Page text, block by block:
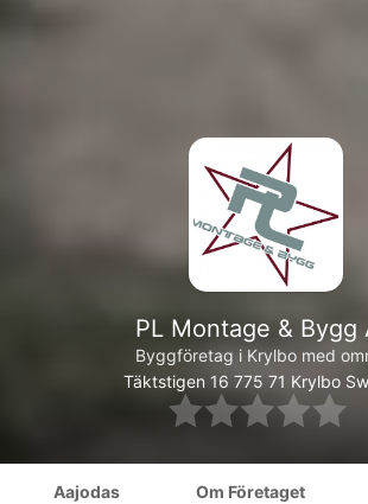
PL Montage & Bygg
Byggföretag i Krylbo med
Täktstigen 16 775 71 Krylbo
Aajodas Om Företaget